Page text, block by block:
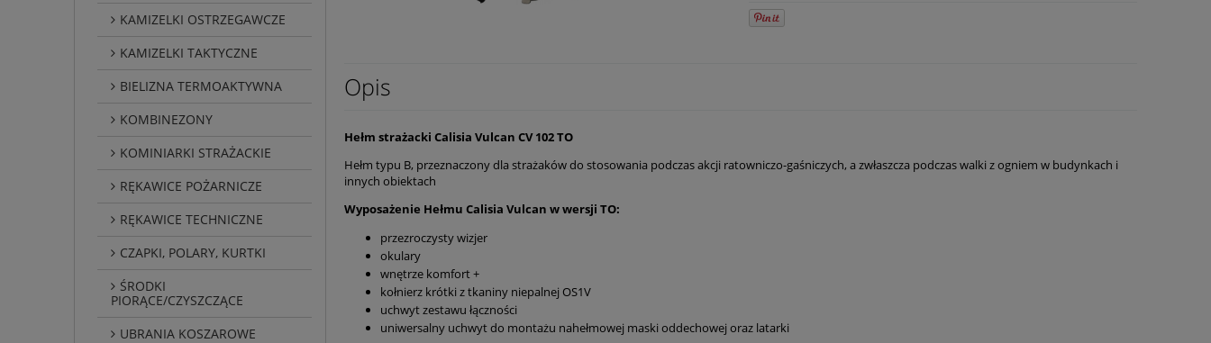
KAMIZELKI OSTRZEGAWCZE
KAMIZELKI TAKTYCZNE
BIELIZNA TERMOAKTYWNA
KOMBINEZONY
KOMINIARKI STRAŻACKIE
RĘKAWICE POŻARNICZE
RĘKAWICE TECHNICZNE
CZAPKI, POLARY, KURTKI
ŚRODKI
PIORĄCE/CZYSZCZĄCE
UBRANIA KOSZAROWE
Opis
Hełm strażacki Calisia Vulcan CV 102 TO
Hełm typu B, przeznaczony dla strażaków do stosowania podczas akcji ratowniczo-gaśniczych, a zwłaszcza podczas walki z ogniem w budynkach i
innych obiektach
Wyposażenie Hełmu Calisia Vulcan w wersji TO:
przezroczysty wizjer
okulary
wnętrze komfort +
kołnierz krótki z tkaniny niepalnej OS1V
uchwyt zestawu łączności
uniwersalny uchwyt do montażu nahełmowej maski oddechowej oraz latarki